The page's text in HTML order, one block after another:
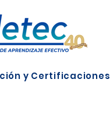
y Certificaciones